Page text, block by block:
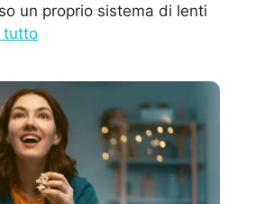
un proprio sistema di lenti
tutto